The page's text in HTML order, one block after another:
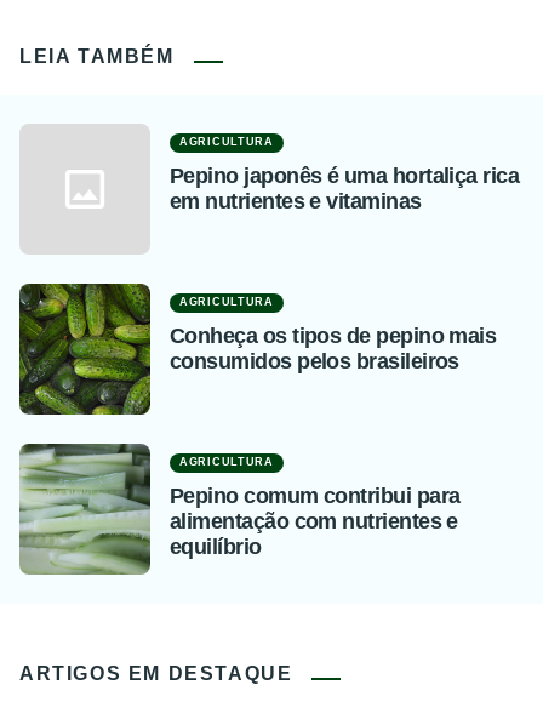
LEIA TAMBÉM
AGRICULTURA
Pepino japonês é uma hortaliça rica
em nutrientes e vitaminas
AGRICULTURA
Conheça os tipos de pepino mais
consumidos pelos brasileiros
AGRICULTURA
Pepino comum contribui para
alimentação com nutrientes e
equilíbrio
ARTIGOS EM DESTAQUE